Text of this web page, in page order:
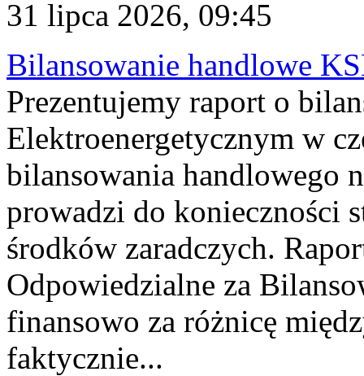
31 lipca 2026, 09:45
Bilansowanie handlowe
Prezentujemy raport o
Elektroenergetycznym w
bilansowania handlowego
prowadzi do konieczności
środków zaradczych.
Odpowiedzialne za
finansowo za różnicę
faktycznie...